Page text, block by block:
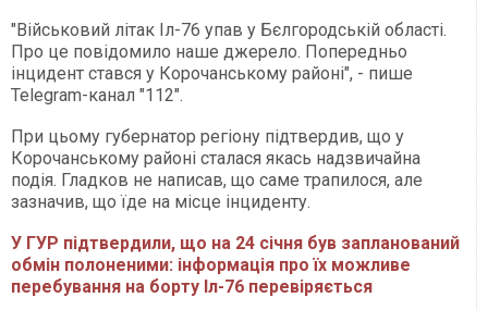
"Військовий літак Іл-76 упав у Бєлгородській області.
Про це повідомило наше джерело. Попередньо
інцидент стався у Корочанському районі", - пише
Telegram-канал "112".
При цьому губернатор регіону підтвердив, що у
Корочанському районі сталася якась надзвичайна
подія. Гладков не написав, що саме трапилося, але
зазначив, що їде на місце інциденту.
У ГУР підтвердили, що на 24 січня був запланований
обмін полоненими: інформація про їх можливе
перебування на борту Іл-76 перевіряється